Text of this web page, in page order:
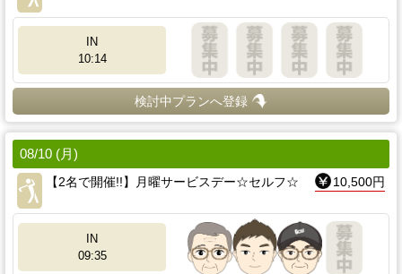
IN
10:14
検討中プランへ登録
08/10 (月)
【2名で開催!!】月曜サービスデー☆セルフ☆
10,500円
IN
09:35